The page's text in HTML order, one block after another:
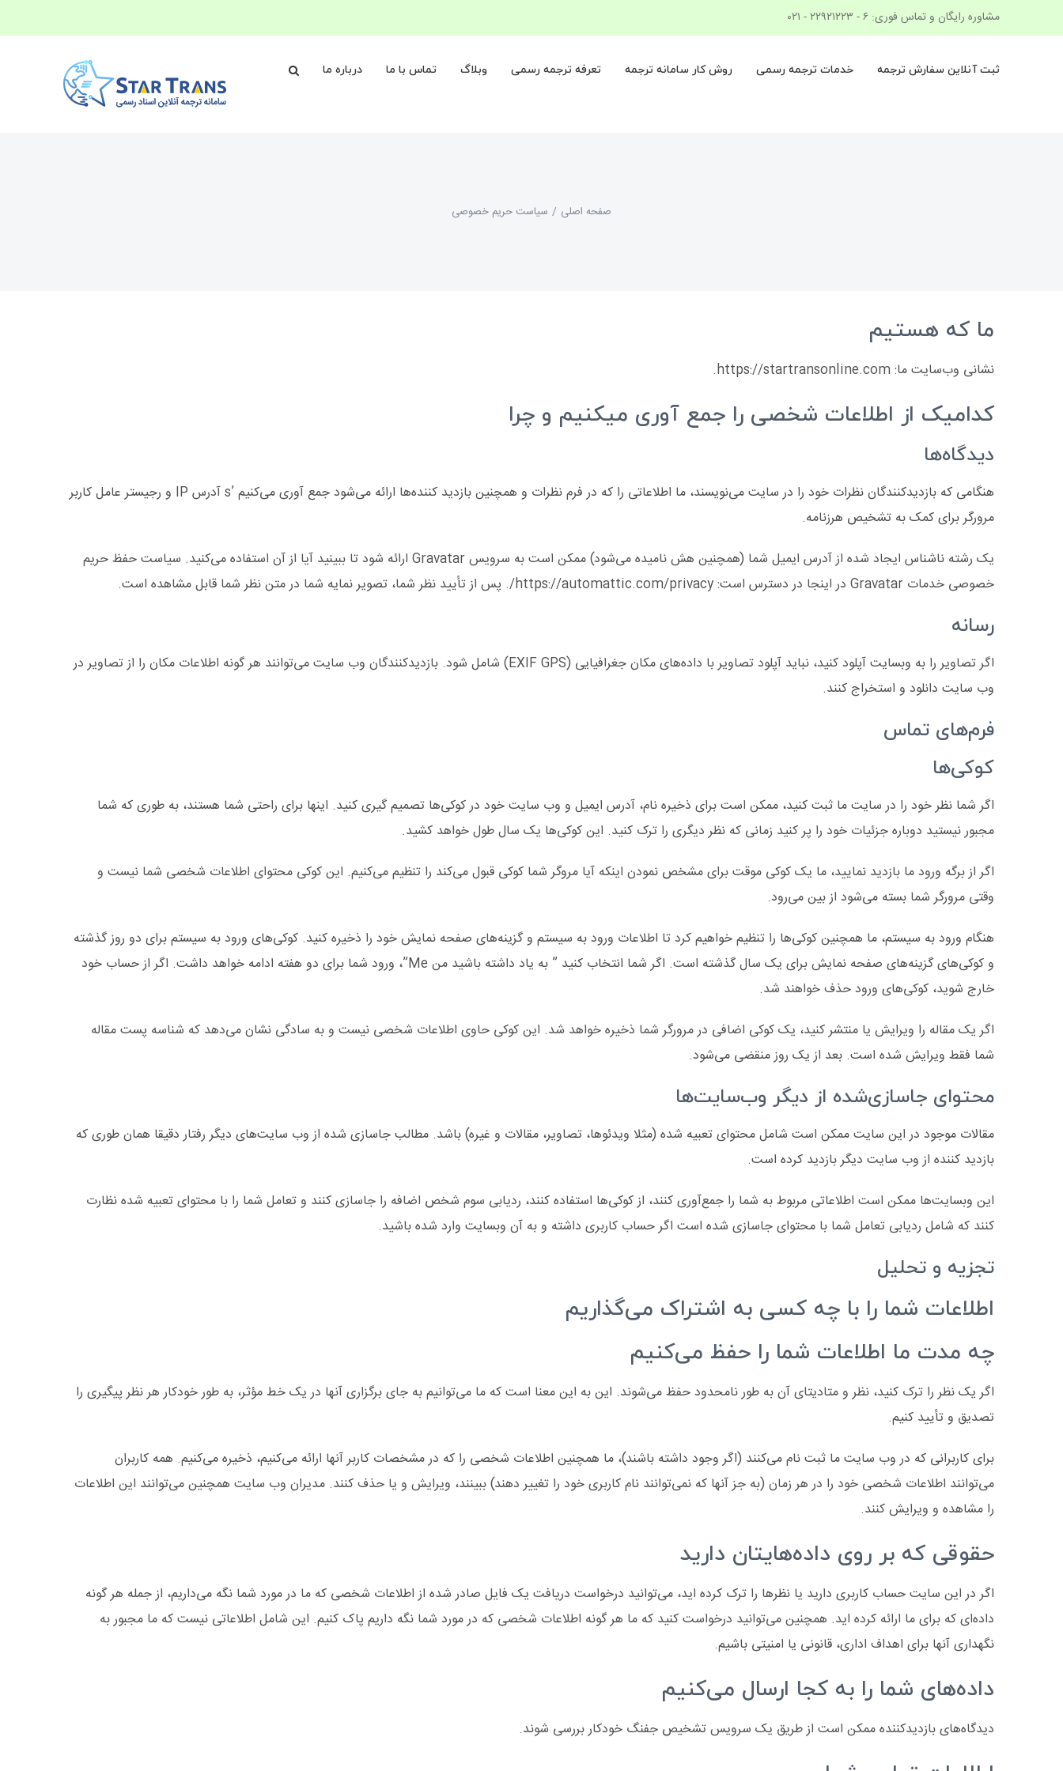
to
مشاوره رایگان و تماس فوری: ۶ - ۲۲۹۲۱۲۲۳ - ۰۲۱
ثبت آنلاین سفارش ترجمه خدمات ترجمه رسمی روش کار سامانه ترجمه تعرفه ترجمه رسمی وبلاگ تماس با ما درباره ما
صفحه اصلی / سیاست حریم خصوصی
ما که هستیم
نشانی وب‌سایت ما: https://startransonline.com.
کدامیک از اطلاعات شخصی را جمع آوری میکنیم و چرا
دیدگاه‌ها
هنگامی که بازدیدکنندگان نظرات خود را در سایت می‌نویسند، ما اطلاعاتی را که در فرم نظرات و همچنین بازدید کننده‌ها ارائه می‌شود جمع آوری می‌کنیم ’s آدرس IP و رجیستر عامل کاربر
مرورگر برای کمک به تشخیص هرزنامه.
یک رشته ناشناس ایجاد شده از آدرس ایمیل شما (همچنین هش نامیده می‌شود) ممکن است به سرویس Gravatar ارائه شود تا ببینید آیا از آن استفاده می‌کنید. سیاست حفظ حریم
خصوصی خدمات Gravatar در اینجا در دسترس است: https://automattic.com/privacy/. پس از تأیید نظر شما، تصویر نمایه شما در متن نظر شما قابل مشاهده است.
رسانه
اگر تصاویر را به وبسایت آپلود کنید، نباید آپلود تصاویر با داده‌های مکان جغرافیایی (EXIF GPS) شامل شود. بازدیدکنندگان وب سایت می‌توانند هر گونه اطلاعات مکان را از تصاویر در
وب سایت دانلود و استخراج کنند.
فرم‌های تماس
کوکی‌ها
اگر شما نظر خود را در سایت ما ثبت کنید، ممکن است برای ذخیره نام، آدرس ایمیل و وب سایت خود در کوکی‌ها تصمیم گیری کنید. اینها برای راحتی شما هستند، به طوری که شما
مجبور نیستید دوباره جزئیات خود را پر کنید زمانی که نظر دیگری را ترک کنید. این کوکی‌ها یک سال طول خواهد کشید.
اگر از برگه ورود ما بازدید نمایید، ما یک کوکی موقت برای مشخص نمودن اینکه آیا مروگر شما کوکی قبول می‌کند را تنظیم می‌کنیم. این کوکی محتوای اطلاعات شخصی شما نیست و
وقتی مرورگر شما بسته می‌شود از بین می‌رود.
هنگام ورود به سیستم، ما همچنین کوکی‌ها را تنظیم خواهیم کرد تا اطلاعات ورود به سیستم و گزینه‌های صفحه نمایش خود را ذخیره کنید. کوکی‌های ورود به سیستم برای دو روز گذشته
و کوکی‌های گزینه‌های صفحه نمایش برای یک سال گذشته است. اگر شما انتخاب کنید ” به یاد داشته باشید من Me”، ورود شما برای دو هفته ادامه خواهد داشت. اگر از حساب خود
خارج شوید، کوکی‌های ورود حذف خواهند شد.
اگر یک مقاله را ویرایش یا منتشر کنید، یک کوکی اضافی در مرورگر شما ذخیره خواهد شد. این کوکی حاوی اطلاعات شخصی نیست و به سادگی نشان می‌دهد که شناسه پست مقاله
شما فقط ویرایش شده است. بعد از یک روز منقضی می‌شود.
محتوای جاسازی‌شده از دیگر وب‌سایت‌ها
مقالات موجود در این سایت ممکن است شامل محتوای تعبیه شده (مثلا ویدئوها، تصاویر، مقالات و غیره) باشد. مطالب جاسازی شده از وب سایت‌های دیگر رفتار دقیقا همان طوری که
بازدید کننده از وب سایت دیگر بازدید کرده است.
این وبسایت‌ها ممکن است اطلاعاتی مربوط به شما را جمع‌آوری کنند، از کوکی‌ها استفاده کنند، ردیابی سوم شخص اضافه را جاسازی کنند و تعامل شما را با محتوای تعبیه شده نظارت
کنند که شامل ردیابی تعامل شما با محتوای جاسازی شده است اگر حساب کاربری داشته و به آن وبسایت وارد شده باشید.
تجزیه و تحلیل
اطلاعات شما را با چه کسی به اشتراک می‌گذاریم
چه مدت ما اطلاعات شما را حفظ می‌کنیم
اگر یک نظر را ترک کنید، نظر و متادیتای آن به طور نامحدود حفظ می‌شوند. این به این معنا است که ما می‌توانیم به جای برگزاری آنها در یک خط مؤثر، به طور خودکار هر نظر پیگیری را
تصدیق و تأیید کنیم.
برای کاربرانی که در وب سایت ما ثبت نام می‌کنند (اگر وجود داشته باشند)، ما همچنین اطلاعات شخصی را که در مشخصات کاربر آنها ارائه می‌کنیم، ذخیره می‌کنیم. همه کاربران
می‌توانند اطلاعات شخصی خود را در هر زمان (به جز آنها که نمی‌توانند نام کاربری خود را تغییر دهند) ببینند، ویرایش و یا حذف کنند. مدیران وب سایت همچنین می‌توانند این اطلاعات
را مشاهده و ویرایش کنند.
حقوقی که بر روی داده‌هایتان دارید
اگر در این سایت حساب کاربری دارید یا نظرها را ترک کرده اید، می‌توانید درخواست دریافت یک فایل صادر شده از اطلاعات شخصی که ما در مورد شما نگه می‌داریم، از جمله هر گونه
داده‌ای که برای ما ارائه کرده اید. همچنین می‌توانید درخواست کنید که ما هر گونه اطلاعات شخصی که در مورد شما نگه داریم پاک کنیم. این شامل اطلاعاتی نیست که ما مجبور به
نگهداری آنها برای اهداف اداری، قانونی یا امنیتی باشیم.
داده‌های شما را به کجا ارسال می‌کنیم
دیدگاه‌های بازدیدکننده ممکن است از طریق یک سرویس تشخیص جفنگ خودکار بررسی شوند.